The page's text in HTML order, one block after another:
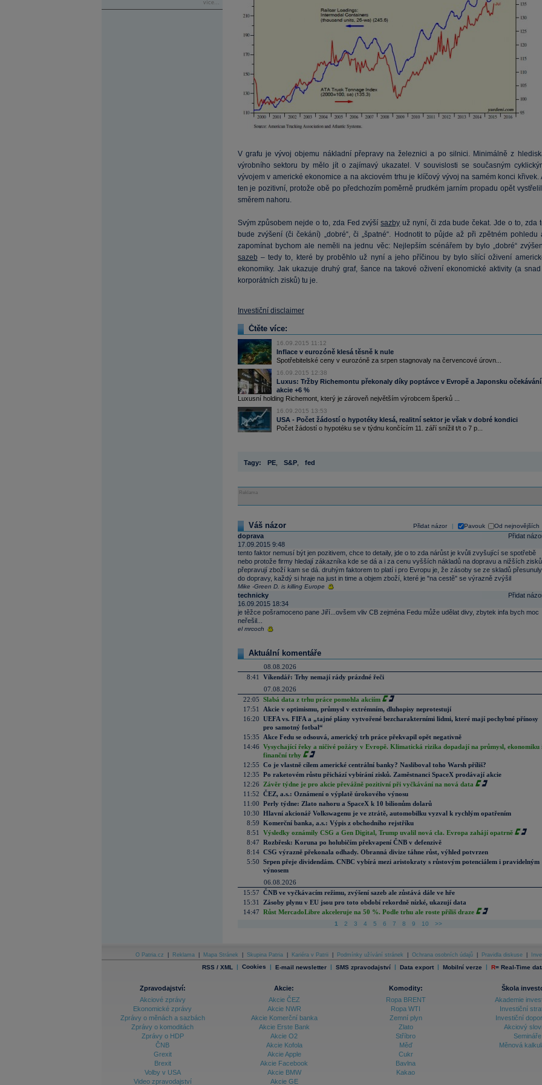
více...
V grafu je vývoj objemu nákladní přepravy na železnici a po silnici. Minimálně z
výrobního sektoru by mělo jít o zajímavý ukazatel. V souvislosti se současným
vývojem v americké ekonomice a na akciovém trhu je klíčový vývoj na samém konci křivek.
ten je pozitivní, protože obě po předchozím poměrně prudkém jarním propadu opět
směrem nahoru.
Svým způsobem nejde o to, zda Fed zvýšísazby už nyní, či zda bude čekat. Jde o to, zda
bude zvýšení (či čekání) „dobré“, či „špatné“. Hodnotit to půjde až při zpětném pohledu
zapomínat bychom ale neměli na jednu věc: Nejlepším scénářem by bylo „dobré“
sazeb – tedy to, které by proběhlo už nyní a jeho příčinou by bylo sílící oživení
ekonomiky. Jak ukazuje druhý graf, šance na takové oživení ekonomické aktivity (a
korporátních zisků) tu je.
Investiční disclaimer
Čtěte více:
16.09.2015 11:12
Inflace v eurozóně klesá těsně k nule
Spotřebitelské ceny v eurozóně za srpen stagnovaly na červencové úrovn...
16.09.2015 12:38
Luxus: Tržby Richemontu překonaly díky poptávce v Evropě a Japonsku
akcie +6 %
Luxusní holding Richemont, který je zároveň největším výrobcem šperků ...
16.09.2015 13:53
USA - Počet žádostí o hypotéky klesá, realitní sektor je však v dobré kondici
Počet žádostí o hypotéku se v týdnu končícím 11. září snížil t/t o 7 p...
Tagy: PE, S&P, fed
Reklama
Přidat názor Pavouk Od nejnovějších
Váš názor
Přidat
doprava
17.09.2015 9:48
tento faktor nemusí být jen pozitivem, chce to detaily, jde o to zda nárůst je kvůli zvyšující se spotřebě
nebo protože firmy hledají zákazníka kde se dá a i za cenu vyšších nákladů na dopravu a nižších zisků
přepravují zboží kam se dá. druhým faktorem to platí i pro Evropu je, že zásoby se ze skladů přesunuly
do dopravy, každý si hraje na just in time a objem zboží, které je "na cestě" se výrazně zvýšil
Mike -Green D. is killing Europe
Přidat
technicky
16.09.2015 18:34
je těžce pošramoceno pane Jiří...ovšem vliv CB zejména Fedu může udělat divy, zbytek infa bych moc
neřešil...
el mrcoch
Aktuální komentáře
08.08.2026
8:41
Víkendář: Trhy nemají rády prázdné řeči
07.08.2026
22:05 Slabá data z trhu práce pomohla akciím
17:51
Akcie v optimismu, průmysl v extrémním, dluhopisy neprotestují
16:20 UEFA vs. FIFA a „tajné plány vytvořené bezcharakterními lidmi, které mají pochybné přínosy
pro samotný fotbal“
15:35
Akce Fedu se odsouvá, americký trh práce překvapil opět negativně
14:46 Vysychající řeky a ničivé požáry v Evropě. Klimatická rizika dopadají na průmysl, ekonomiku
finanční trhy
12:55 Co je vlastně cílem americké centrální banky? Nasliboval toho Warsh příliš?
12:35 Po raketovém růstu přichází vybírání zisků. Zaměstnanci SpaceX prodávají akcie
12:26
Závěr týdne je pro akcie převážně pozitivní při vyčkávání na nová data
11:52 ČEZ, a.s.: Oznámení o výplatě úrokového výnosu
11:00 Perly týdne: Zlato nahoru a SpaceX k 10 bilionům dolarů
10:30 Hlavní akcionář Volkswagenu je ve ztrátě, automobilku vyzval k rychlým opatřením
8:59 Komerční banka, a.s.: Výpis z obchodního rejstříku
8:51
Výsledky oznámily CSG a Gen Digital, Trump uvalil nová cla. Evropa zahájí opatrně
8:47 Rozbřesk: Koruna po holubičím překvapení ČNB v defenzivě
8:14 CSG výrazně překonala odhady. Obranná divize táhne růst, výhled potvrzen
5:50 Srpen přeje dividendám. CNBC vybírá mezi aristokraty s růstovým potenciálem i pravidelným
výnosem
06.08.2026
15:57 ČNB ve vyčkávacím režimu, zvýšení sazeb ale zůstává dále ve hře
15:31
Zásoby plynu v EU jsou pro toto období rekordně nízké, ukazují data
14:47 Růst MercadoLibre akceleruje na 50 %. Podle trhu ale roste příliš draze
1 2 3 4 5 6 7 8 9 10 >>
O Patria.cz Reklama Mapa Stránek Skupina Patria Kariéra v Patrii Podmínky užívání stránek Ochrana osobních údajů Pravidla diskuse
RSS / XML | Cookies | E-mail newsletter | SMS zpravodajství | Data export | Mobilní verze | R= Real-Time
Zpravodajství:
Akciové zprávy
Ekonomické zprávy
Zprávy o měnách a sazbách
Zprávy o komoditách
Zprávy o HDP
ČNB
Grexit
Brexit
Volby v USA
Video zpravodajství
Akcie:
Akcie ČEZ
Akcie NWR
Akcie Komerční banka
Akcie Erste Bank
Akcie O2
Akcie Kofola
Akcie Apple
Akcie Facebook
Akcie BMW
Akcie GE
Komodity:
Ropa BRENT
Ropa WTI
Zemní plyn
Zlato
Stříbro
Měď
Cukr
Bavlna
Kakao
Škola
Akademie
Investiční
Investiční
Akciový
Semináře
Měnová